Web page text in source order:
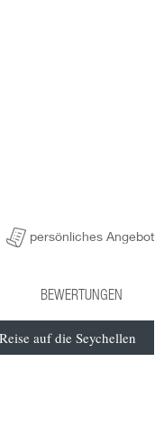
persönliches Angebot
BEWERTUNGEN
auf die Seychellen